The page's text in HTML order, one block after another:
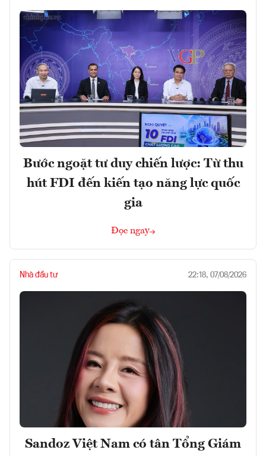
Bước ngoặt tư duy chiến lược: Từ thu
hút FDI đến kiến tạo năng lực quốc
gia
Đọc ngay
Nhà đầu tư 22:18, 07/08/2026
Sandoz Việt Nam có tân Tổng Giám